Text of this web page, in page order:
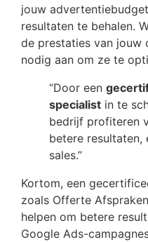
jouw
resultaten te behalen.
de prestaties van jouw
nodig aan om ze te
“Door een
specialist in te
bedrijf profiteren
betere resultaten,
sales.”
Kortom, een
zoals Offerte
helpen om betere
Google Ads-